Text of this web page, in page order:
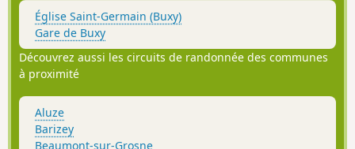
(hameau de Saint-Clément).
Église Saint-Germain (Buxy)
Gare de Buxy
Découvrez aussi les circuits de randonnée des communes
à proximité
Aluze
Barizey
Beaumont-sur-Grosne